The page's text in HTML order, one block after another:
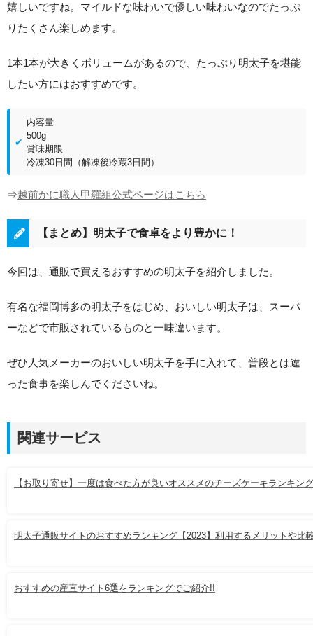
嬉しいですね。マイルドな味わいで優しい味わいなのでたっぷ
りたくさん楽しめます。
1本1本が大きくボリュームがあるので、たっぷり明太子を堪能
したい方にはおすすめです。
内容量
500g
賞味期限
冷凍30日間（解凍後冷蔵3日間）
⇒越前かに職人甲羅組公式ページはこちら
【まとめ】明太子で食卓をより豊かに！
今回は、通販で買えるおすすめの明太子を紹介しました。
有名な福岡博多の明太子をはじめ、おいしい明太子は、スーパ
ーなどで市販されているものと一味違います。
ぜひ人気メーカーのおいしい明太子を手に入れて、普段とは違
った食事を楽しんでくださいね。
関連サービス
【お取り寄せ】一度は食べた方が良いオススメのチーズケーキランキング
明太子通販サイトのおすすめランキング【2023】利用するメリットや比
おすすめの産直サイト6選をランキングでご紹介!!